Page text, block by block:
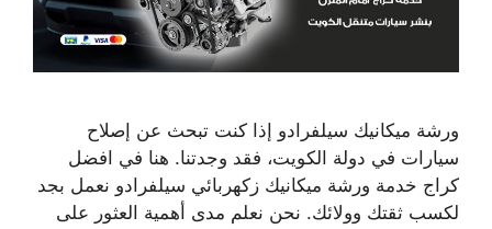
ورشة ميكانيك سيلفرادو إذا كنت تبحث عن إصلاح
سيارات في دولة الكويت، فقد وجدتنا. هنا في افضل
كراج خدمة ورشة ميكانيك زكهربائي سيلفرادو نعمل بجد
لكسب ثقتك وولائك. نحن نعلم مدى أهمية العثور على